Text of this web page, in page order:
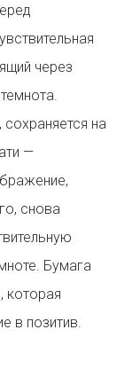
через
на
—
снова
Бумага
которая
в позитив.